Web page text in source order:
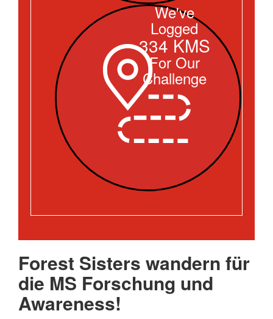
We've
Logged
334 KMS
For Our
Challenge
Forest Sisters wandern für
die MS Forschung und
Awareness!